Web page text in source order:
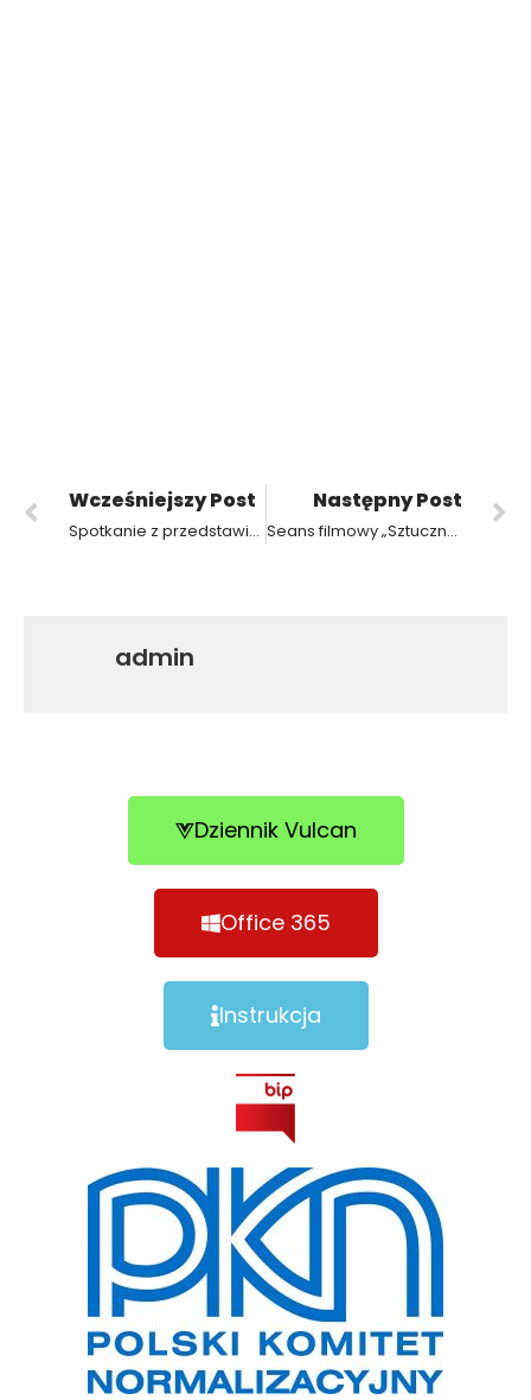
Wcześniejszy Post
Spotkanie z przedstawicielką Powiatowego Urzędu Pracy w Krotoszynie
Następny Post
Seans filmowy „Sztuczna inteligencja: sprzymierzeniec czy wróg”?
admin
Dziennik Vulcan
Office 365
Instrukcja